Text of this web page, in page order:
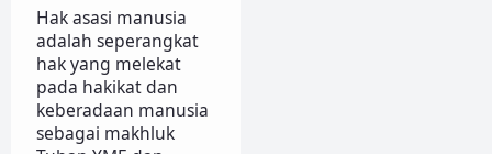
Hak asasi manusia
adalah seperangkat
hak yang melekat
pada hakikat dan
keberadaan manusia
sebagai makhluk